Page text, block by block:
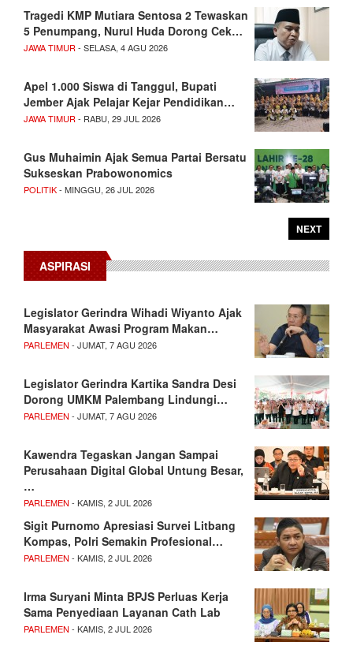
Tragedi KMP Mutiara Sentosa 2 Tewaskan
5 Penumpang, Nurul Huda Dorong Cek…
JAWA TIMUR - SELASA, 4 AGU 2026
Apel 1.000 Siswa di Tanggul, Bupati
Jember Ajak Pelajar Kejar Pendidikan…
JAWA TIMUR - RABU, 29 JUL 2026
Gus Muhaimin Ajak Semua Partai Bersatu
Sukseskan Prabowonomics
POLITIK- MINGGU, 26 JUL 2026
NEXT
ASPIRASI
Legislator Gerindra Wihadi Wiyanto Ajak
Masyarakat Awasi Program Makan…
PARLEMEN - JUMAT, 7 AGU 2026
Legislator Gerindra Kartika Sandra Desi
Dorong UMKM Palembang Lindungi…
PARLEMEN - JUMAT, 7 AGU 2026
Kawendra Tegaskan Jangan Sampai
Perusahaan Digital Global Untung Besar,
…
PARLEMEN - KAMIS, 2 JUL 2026
Sigit Purnomo Apresiasi Survei Litbang
Kompas, Polri Semakin Profesional…
PARLEMEN - KAMIS, 2 JUL 2026
Irma Suryani Minta BPJS Perluas Kerja
Sama Penyediaan Layanan Cath Lab
PARLEMEN - KAMIS, 2 JUL 2026